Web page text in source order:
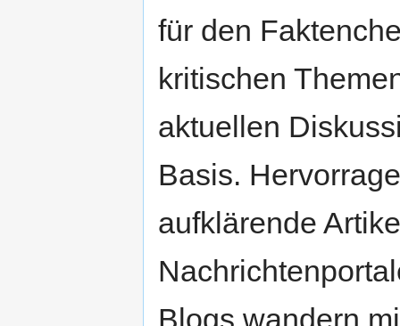
für den
kritischen
aktuellen
Basis.
aufklärende
Blogs wandern